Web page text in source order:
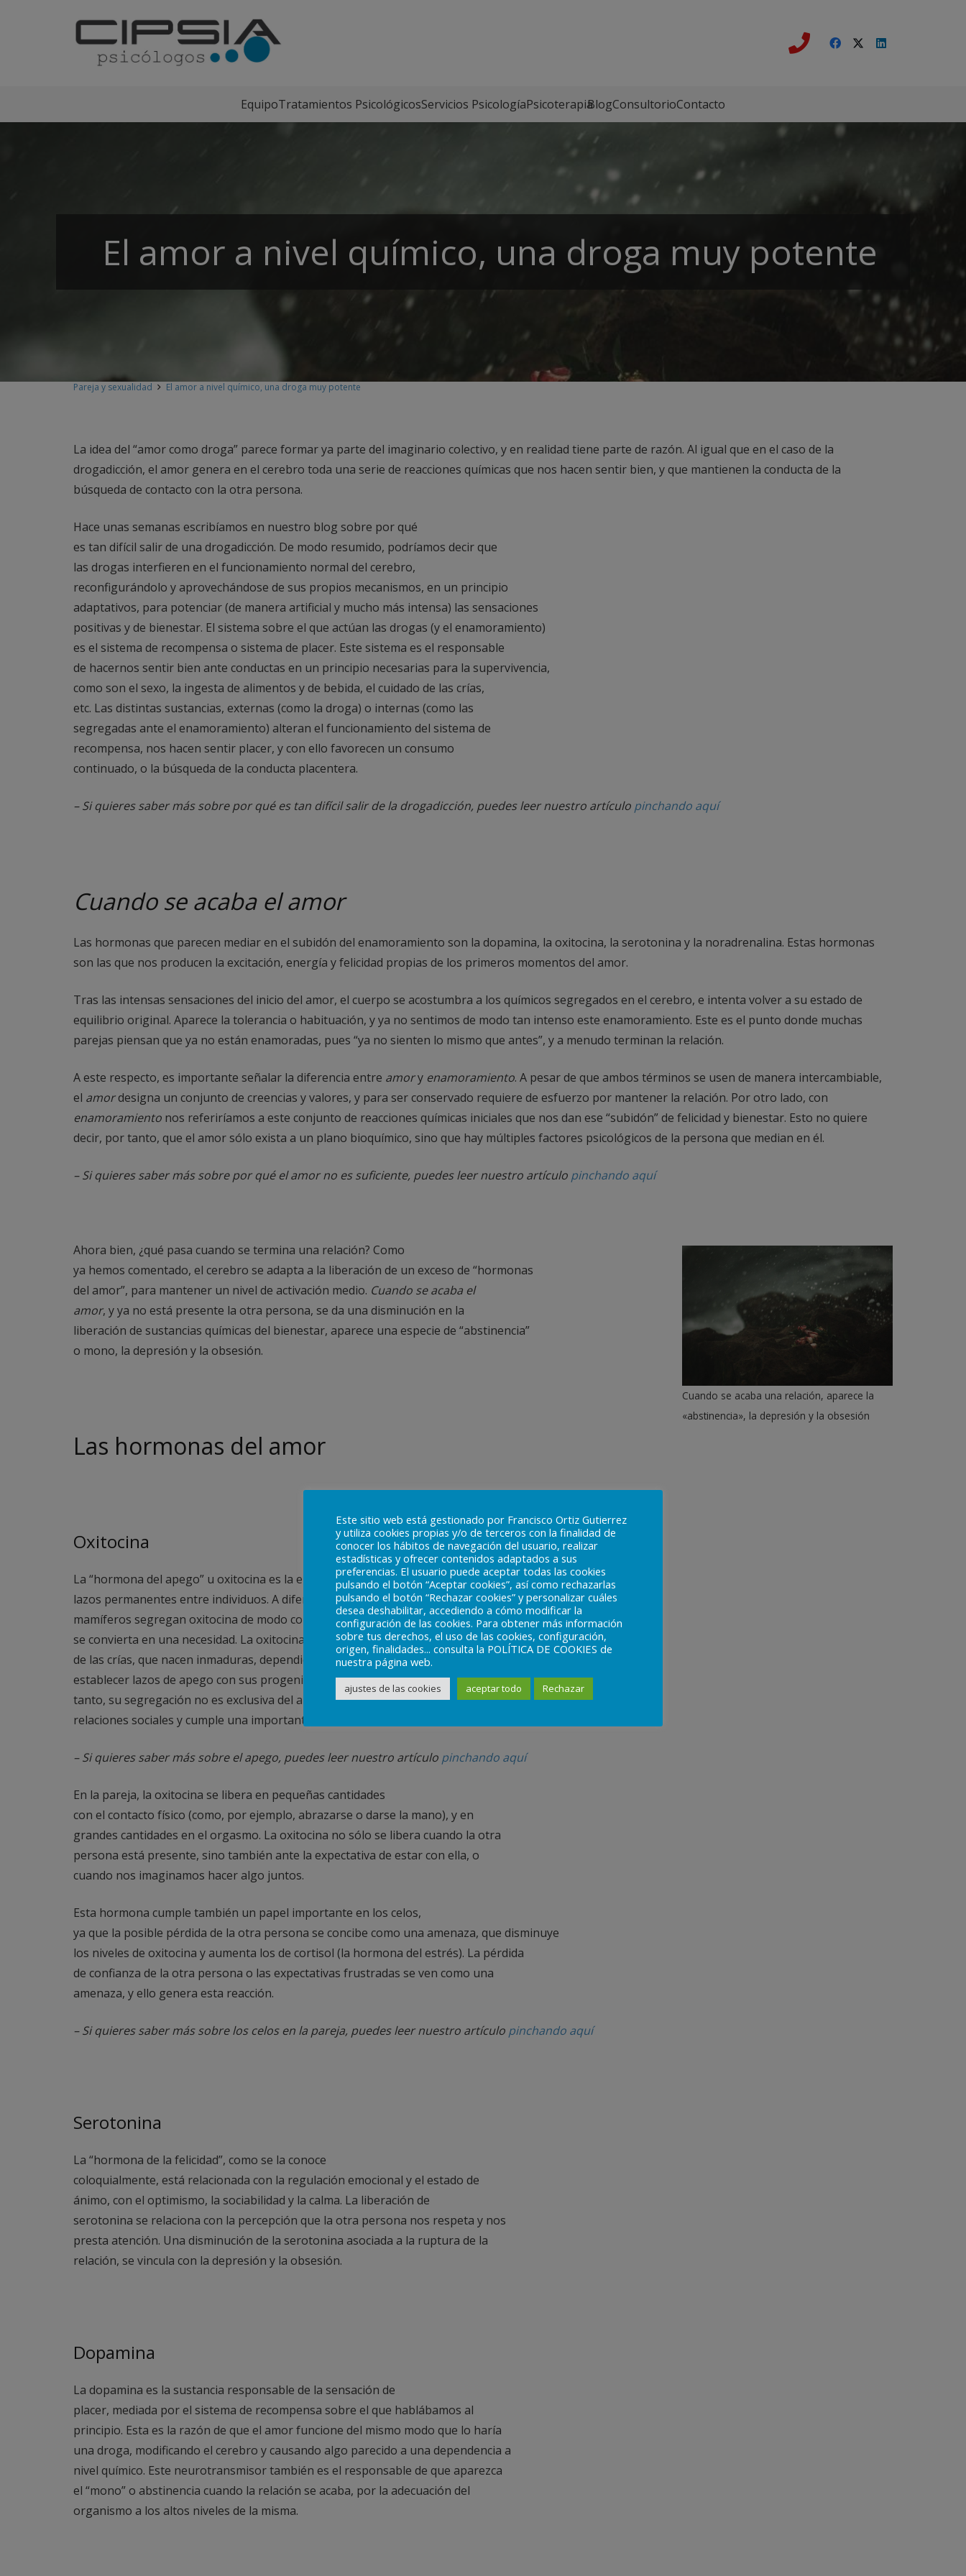
EquipoTratamientos PsicológicosServicios PsicologíaPsicoterapiaBlogConsultorioContacto
El amor a nivel químico, una droga muy potente
Pareja y sexualidad El amor a nivel químico, una droga muy potente
La idea del “amor como droga” parece formar ya parte del imaginario colectivo, y en realidad tiene parte de razón. Al igual que en el caso de la
drogadicción, el amor genera en el cerebro toda una serie de reacciones químicas que nos hacen sentir bien, y que mantienen la conducta de la
búsqueda de contacto con la otra persona.
Hace unas semanas escribíamos en nuestro blog sobre por qué
es tan difícil salir de una drogadicción. De modo resumido, podríamos decir que
las drogas interfieren en el funcionamiento normal del cerebro,
reconfigurándolo y aprovechándose de sus propios mecanismos, en un principio
adaptativos, para potenciar (de manera artificial y mucho más intensa) las sensaciones
positivas y de bienestar. El sistema sobre el que actúan las drogas (y el enamoramiento)
es el sistema de recompensa o sistema de placer. Este sistema es el responsable
de hacernos sentir bien ante conductas en un principio necesarias para la supervivencia,
como son el sexo, la ingesta de alimentos y de bebida, el cuidado de las crías,
etc. Las distintas sustancias, externas (como la droga) o internas (como las
segregadas ante el enamoramiento) alteran el funcionamiento del sistema de
recompensa, nos hacen sentir placer, y con ello favorecen un consumo
continuado, o la búsqueda de la conducta placentera.
– Si quieres saber más sobre por qué es tan difícil salir de la drogadicción, puedes leer nuestro artículo pinchando aquí
Cuando se acaba el amor
Las hormonas que parecen mediar en el subidón del enamoramiento son la dopamina, la oxitocina, la serotonina y la noradrenalina. Estas hormonas
son las que nos producen la excitación, energía y felicidad propias de los primeros momentos del amor.
Tras las intensas sensaciones del inicio del amor, el cuerpo se acostumbra a los químicos segregados en el cerebro, e intenta volver a su estado de
equilibrio original. Aparece la tolerancia o habituación, y ya no sentimos de modo tan intenso este enamoramiento. Este es el punto donde muchas
parejas piensan que ya no están enamoradas, pues “ya no sienten lo mismo que antes”, y a menudo terminan la relación.
A este respecto, es importante señalar la diferencia entre amory enamoramiento. A pesar de que ambos términos se usen de manera intercambiable,
el amordesigna un conjunto de creencias y valores, y para ser conservado requiere de esfuerzo por mantener la relación. Por otro lado, con
enamoramiento nos referiríamos a este conjunto de reacciones químicas iniciales que nos dan ese “subidón” de felicidad y bienestar. Esto no quiere
decir, por tanto, que el amor sólo exista a un plano bioquímico, sino que hay múltiples factores psicológicos de la persona que median en él.
– Si quieres saber más sobre por qué el amor no es suficiente, puedes leer nuestro artículo pinchando aquí
Cuando se acaba una relación, aparece la
«abstinencia», la depresión y la obsesión
Ahora bien, ¿qué pasa cuando se termina una relación? Como
ya hemos comentado, el cerebro se adapta a la liberación de un exceso de “hormonas
del amor”, para mantener un nivel de activación medio. Cuando se acaba el
amor, y ya no está presente la otra persona, se da una disminución en la
liberación de sustancias químicas del bienestar, aparece una especie de “abstinencia”
o mono, la depresión y la obsesión.
Las hormonas del amor
Oxitocina
La “hormona del apego” u oxitocina es la encargada de forjar
lazos permanentes entre individuos. A diferencia de otros animales, los
mamíferos segregan oxitocina de modo constante, y esto hace que el contacto físico
se convierta en una necesidad. La oxitocina es esencial en el caso de la cuidado
de las crías, que nacen inmaduras, dependientes y vulnerables, y que deben
establecer lazos de apego con sus progenitores para poder sobrevivir. Por
tanto, su segregación no es exclusiva del amor, sino que media en todas las
relaciones sociales y cumple una importante función.
– Si quieres saber más sobre el apego, puedes leer nuestro artículo pinchando aquí
En la pareja, la oxitocina se libera en pequeñas cantidades
con el contacto físico (como, por ejemplo, abrazarse o darse la mano), y en
grandes cantidades en el orgasmo. La oxitocina no sólo se libera cuando la otra
persona está presente, sino también ante la expectativa de estar con ella, o
cuando nos imaginamos hacer algo juntos.
Esta hormona cumple también un papel importante en los celos,
ya que la posible pérdida de la otra persona se concibe como una amenaza, que disminuye
los niveles de oxitocina y aumenta los de cortisol (la hormona del estrés). La pérdida
de confianza de la otra persona o las expectativas frustradas se ven como una
amenaza, y ello genera esta reacción.
– Si quieres saber más sobre los celos en la pareja, puedes leer nuestro artículo pinchando aquí
Serotonina
La “hormona de la felicidad”, como se la conoce
coloquialmente, está relacionada con la regulación emocional y el estado de
ánimo, con el optimismo, la sociabilidad y la calma. La liberación de
serotonina se relaciona con la percepción que la otra persona nos respeta y nos
presta atención. Una disminución de la serotonina asociada a la ruptura de la
relación, se vincula con la depresión y la obsesión.
Dopamina
La dopamina es la sustancia responsable de la sensación de
placer, mediada por el sistema de recompensa sobre el que hablábamos al
principio. Esta es la razón de que el amor funcione del mismo modo que lo haría
una droga, modificando el cerebro y causando algo parecido a una dependencia a
nivel químico. Este neurotransmisor también es el responsable de que aparezca
el “mono” o abstinencia cuando la relación se acaba, por la adecuación del
organismo a los altos niveles de la misma.
Este sitio web está gestionado por Francisco Ortiz Gutierrez
y utiliza cookies propias y/o de terceros con la finalidad de
conocer los hábitos de navegación del usuario, realizar
estadísticas y ofrecer contenidos adaptados a sus
preferencias. El usuario puede aceptar todas las cookies
pulsando el botón “Aceptar cookies”, así como rechazarlas
pulsando el botón “Rechazar cookies” y personalizar cuáles
desea deshabilitar, accediendo a cómo modificar la
configuración de las cookies. Para obtener más información
sobre tus derechos, el uso de las cookies, configuración,
origen, finalidades... consulta la POLÍTICA DE COOKIES de
nuestra página web.
ajustes de las cookies aceptar todo Rechazar